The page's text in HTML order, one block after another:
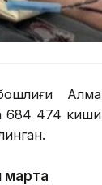
Алма
684 474 киши
марта